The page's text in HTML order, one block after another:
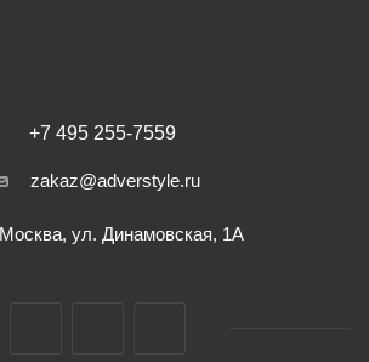
+7 495 255-7559
zakaz@adverstyle.ru
Москва, ул. Динамовская, 1А